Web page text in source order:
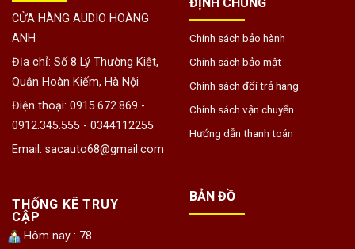
CỬA HÀNG AUDIO HOÀNG
ANH
Địa chỉ: Số 8 Lý Thường Kiệt,
Quận Hoàn Kiếm, Hà Nội
Điện thoại: 0915.672.869 -
0912.345.555 - 0344112255
Email: sacauto68@gmail.com
Chính sách bảo hành
Chính sách bảo mật
Chính sách đổi trả hàng
Chính sách vận chuyển
Hướng dẫn thanh toán
THỐNG KÊ TRUY
CẬP
Hôm nay : 78
BẢN ĐỒ